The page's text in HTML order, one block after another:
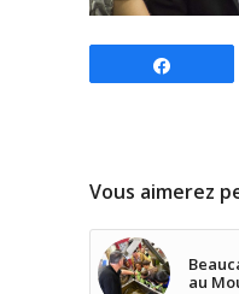
Vous aimerez
au